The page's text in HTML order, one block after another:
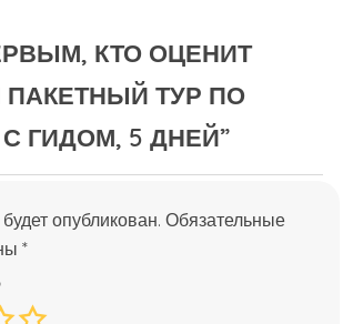
КТО ОЦЕНИТ
ПАКЕТНЫЙ ТУР ПО
ГИДОМ, 5 ДНЕЙ”
опубликован. Обязательные
*